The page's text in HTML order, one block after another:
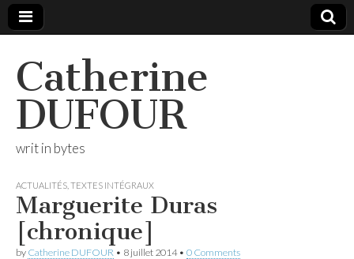
Catherine
DUFOUR
writ in bytes
ACTUALITÉS TEXTES INTÉGRAUX
Marguerite Duras
[chronique]
by Catherine DUFOUR • 8 juillet 2014• 0 Comments